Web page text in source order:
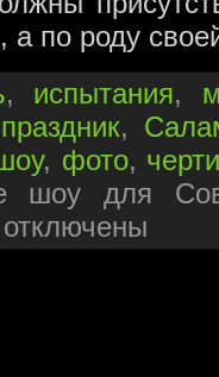
а по роду
, испытания,
праздник,
, фото,
шоу для
отключены